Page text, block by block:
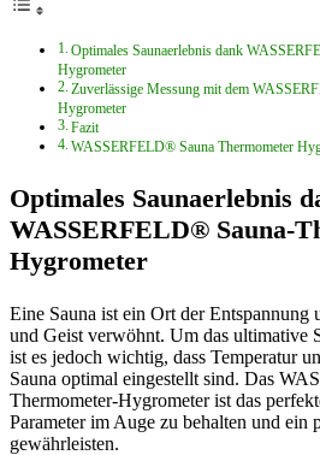
Optimales Saunaerlebnis dank
Hygrometer
Zuverlässige Messung mit dem
Hygrometer
Fazit
WASSERFELD® Sauna Thermometer
Optimales Saunaerlebnis
WASSERFELD® Sauna-
Hygrometer
Eine Sauna ist ein Ort der
und Geist verwöhnt. Um das ultimative
ist es jedoch wichtig, dass Temperatur
Sauna optimal eingestellt sind. Das
Thermometer-Hygrometer ist das
Parameter im Auge zu behalten und ein
gewährleisten.